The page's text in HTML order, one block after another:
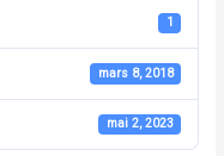
1
mars 8, 2018
mai 2, 2023